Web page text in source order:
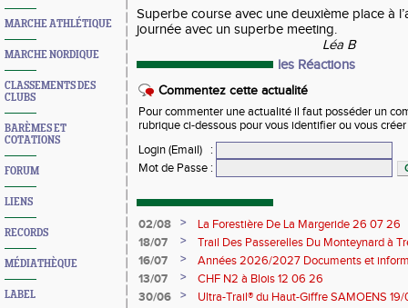
MARCHE ATHLÉTIQUE
MARCHE NORDIQUE
CLASSEMENTS DES
CLUBS
BARÈMES ET
COTATIONS
FORUM
LIENS
RECORDS
MÉDIATHÈQUE
LABEL
Superbe course avec une deuxième place à
journée avec un superbe meeting.
Léa B
les Réactions
Commentez cette actualité
Pour commenter une actualité il faut posséder un
rubrique ci-dessous pour vous identifier ou vous
Login (Email)
:
Mot de Passe :
02/08 >
La Forestière De La Margeride 26 07 26
18/07
>
Trail Des Passerelles Du Monteynard à
16/07
>
Années 2026/2027 Documents et
13/07
>
CHF N2 à Blois 12 06 26
30/06
>
Ultra-Trail® du Haut-Giffre SAMOENS